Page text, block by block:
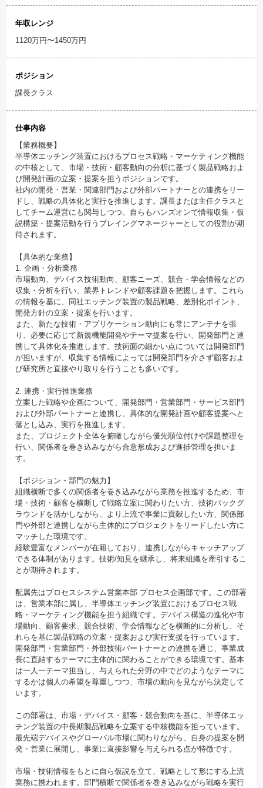
年収レンジ
1120万円〜1450万円
ポジション
課長クラス
仕事内容
【業務概要】
半導体エッチング装置におけるプロセス戦略・マーケティング機能
の中核として、市場・技術・顧客動向の分析に基づく製品戦略およ
び開発計画の立案・提案を担うポジションです。
社内の開発・営業・関連部門および外部パートナーとの連携をリー
ドし、戦略の具体化と実行を推進します。課長または主任クラスと
してチーム運営にも関与しつつ、自らもハンズオンで情報収集・仮
説構築・提案活動を行うプレイングマネージャーとしての役割が期
待されます。
【具体的な業務】
1. 企画・分析業務
市場動向、デバイス技術動向、顧客ニーズ、競合・学会情報などの
収集・分析を行い、業界トレンドや顧客課題を把握します。これら
の情報を基に、同社エッチング装置の製品戦略、差別化ポイント、
開発方針の立案・提案を行います。
また、新たな技術・アプリケーション動向にも常にアンテナを張
り、必要に応じて新規機能開発やテーマ提案を行い、開発部門と連
携して具体化を推進します。技術面の細かい点については開発部門
が担いますが、収集する情報によっては開発部門を介さず顧客およ
び研究所と直接やり取りを行うことも多いです。
2. 連携・実行推進業務
立案した戦略や企画について、開発部門・営業部門・サービス部門
および外部パートナーと連携し、具体的な開発計画や顧客提案へと
落とし込み、実行を推進します。
また、プロジェクト全体を俯瞰しながら優先順位付けや課題整理を
行い、関係者を巻き込みながら合意形成および進捗管理を担いま
す。
【ポジション・部門の魅力】
組織横断で多くの関係者を巻き込みながら業務を推進するため、市
場・技術・顧客を横断して戦略立案に関わりたい方、技術バックグ
ラウンドを活かしながら、より上流で事業に貢献したい方、関係部
門や外部と連携しながら主体的にプロジェクトをリードしたい方に
マッチした環境です。
経験豊富なメンバーが在籍しており、連携しながらキャッチアップ
できる体制があります。技術/知見を継承し、将来組織を牽引するこ
とが期待されます。
配属先はプロセスシステム営業本部 プロセス企画部です。この部署
は、営業本部に属し、半導体エッチング装置におけるプロセス戦
略・マーケティング機能を担う組織です。デバイス構造の進化や市
場動向、顧客要求、競合技術、学会情報などを横断的に分析し、そ
れらを基に製品戦略の立案・提案および実行支援を行っています。
開発部門・営業部門・外部技術パートナーとの連携を通じ、事業成
長に直結するテーマに主体的に関わることができる環境です。基本
は一人一テーマ担当し、与えられた分野の中でどのようなテーマに
するかは個人の希望を尊重しつつ、市場の動向を見ながら決定して
います。
この部署は、市場・デバイス・顧客・競合動向を基に、半導体エッ
チング装置の中長期製品戦略を立案する中核機能を担っています。
最先端デバイスやグローバル市場に関わりながら、自身の提案を開
発・営業に展開し、事業に直接影響を与えられる点が特徴です。
市場・技術情報をもとに自ら仮説を立て、戦略として形にする上流
業務に携われます。部門横断で関係者を巻き込みながら戦略を実行